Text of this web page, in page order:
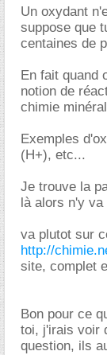
Un oxydant
suppose que
centaines de
En fait quand
notion de
chimie
Exemples
(H+), etc...
Je trouve la
là alors n'y
va plutot sur
http://
site, complet
Bon pour ce
toi, j'irais voir
question, ils